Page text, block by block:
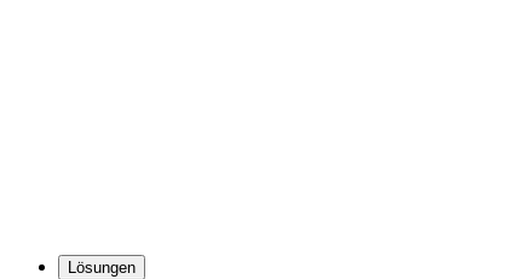
Lösungen